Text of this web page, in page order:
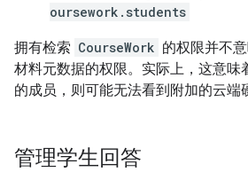
oursework.students
拥有检索 CourseWork 的权限并不
材料元数据的权限。实际上，这意味
的成员，则可能无法看到附加的云端
管理学生回答